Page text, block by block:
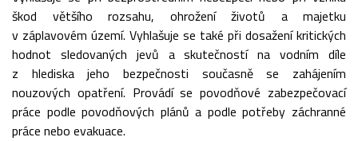
škod většího rozsahu, ohrožení životů a majetku
v záplavovém území. Vyhlašuje se také při dosažení kritických
hodnot sledovaných jevů a skutečností na vodním díle
z hlediska jeho bezpečnosti současně se zahájením
nouzových opatření. Provádí se povodňové zabezpečovací
práce podle povodňových plánů a podle potřeby záchranné
práce nebo evakuace.